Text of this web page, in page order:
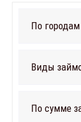
По городам
Виды
По сумме